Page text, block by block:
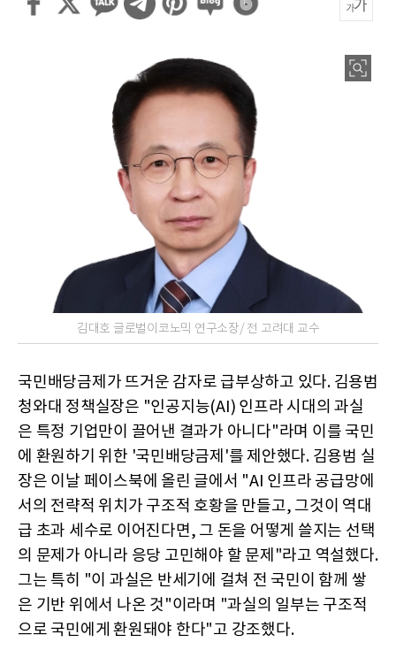
김대호 글로벌이코노믹 연구소장/ 전 고려대 교수
국민배당금제가 뜨거운 감자로 급부상하고 있다. 김용범
청와대 정책실장은 "인공지능(AI) 인프라 시대의 과실
은 특정 기업만이 끌어낸 결과가 아니다"라며 이를 국민
에 환원하기 위한 '국민배당금제'를 제안했다. 김용범 실
장은 이날 페이스북에 올린 글에서 "AI 인프라 공급망에
서의 전략적 위치가 구조적 호황을 만들고, 그것이 역대
급 초과 세수로 이어진다면, 그 돈을 어떻게 쓸지는 선택
의 문제가 아니라 응당 고민해야 할 문제"라고 역설했다.
그는 특히 "이 과실은 반세기에 걸쳐 전 국민이 함께 쌓
은 기반 위에서 나온 것"이라며 "과실의 일부는 구조적
으로 국민에게 환원돼야 한다"고 강조했다.